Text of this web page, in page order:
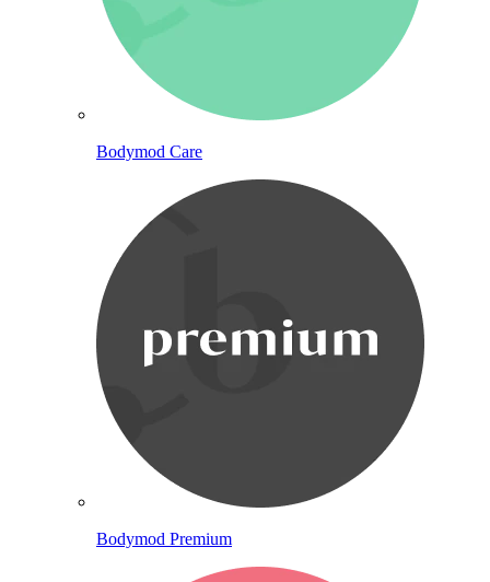
Bodymod Care
Bodymod Premium